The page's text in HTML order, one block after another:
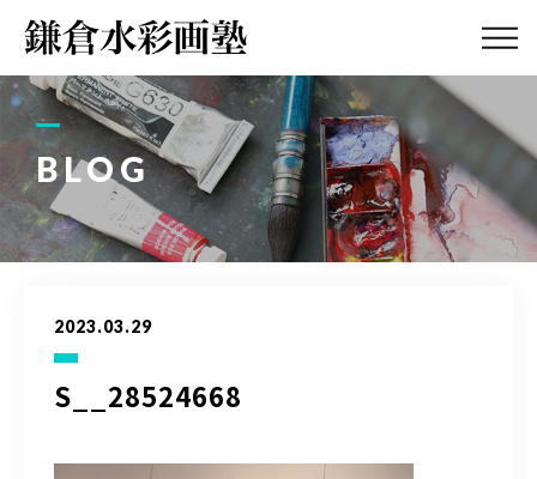
BLOG
2023.03.29
S__28524668
ABOUT
画塾紹介・
アクセス
LESSON
教室案内
画塾ブログ